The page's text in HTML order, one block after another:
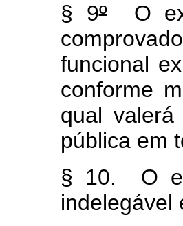
§ 9ºO
funcional
conforme
qual
pública em
§ 10. O
indelegável